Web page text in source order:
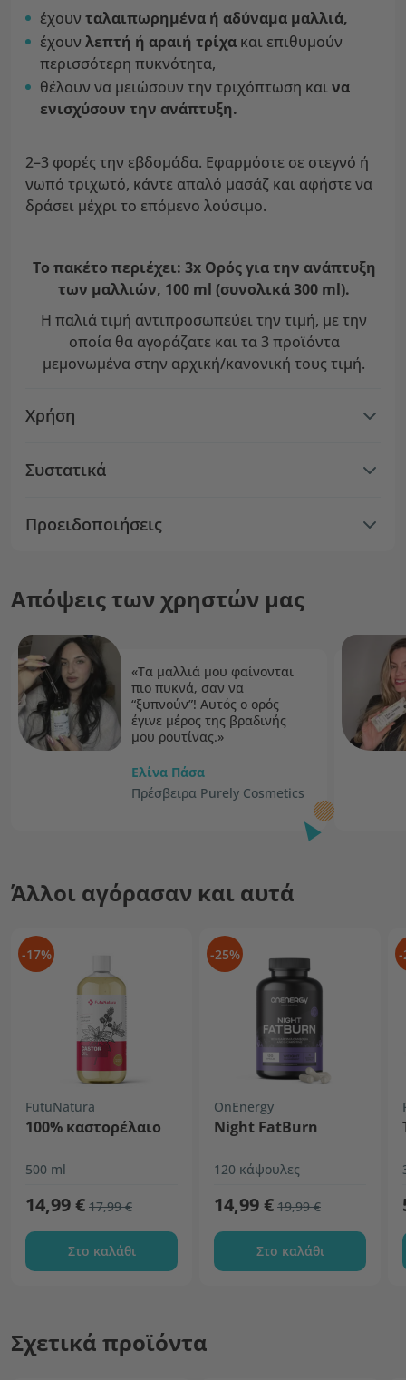
έχουν ταλαιπωρημένα ή αδύναμα μαλλιά,
έχουν λεπτή ή αραιή τρίχα και επιθυμούν
περισσότερη πυκνότητα,
θέλουν να μειώσουν την τριχόπτωση καινα
ενισχύσουν την ανάπτυξη.
2–3 φορές την εβδομάδα. Εφαρμόστε σε στεγνό ή
νωπό τριχωτό, κάντε απαλό μασάζ και αφήστε να
δράσει μέχρι το επόμενο λούσιμο.
Το πακέτο περιέχει: 3x Ορός για την ανάπτυξη
των μαλλιών, 100 ml (συνολικά 300 ml).
Η παλιά τιμή αντιπροσωπεύει την τιμή, με την
οποία θα αγοράζατε και τα 3 προϊόντα
μεμονωμένα στην αρχική/κανονική τους τιμή.
Χρήση
Συστατικά
Προειδοποιήσεις
Απόψεις των χρηστών μας
«Τα μαλλιά μου φαίνονται
πιο πυκνά, σαν να
“ξυπνούν”! Αυτός ο ορός
έγινε μέρος της βραδινής
μου ρουτίνας.»
Ελίνα Πάσα
Πρέσβειρα Purely Cosmetics
Άλλοι αγόρασαν και αυτά
-17%
FutuNatura
100% καστορέλαιο
500 ml
14,99 € 17,99 €
Στο καλάθι
-25%
OnEnergy
Night FatBurn
120 κάψουλες
14,99 € 19,99 €
Στο καλάθι
-
Σχετικά προϊόντα